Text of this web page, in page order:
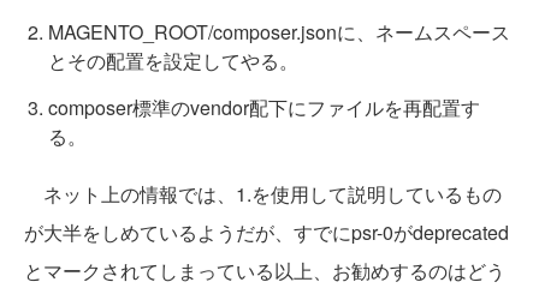
MAGENTO_ROOT/composer.jsonに、ネームスペース
とその配置を設定してやる。
composer標準のvendor配下にファイルを再配置す
る。
ネット上の情報では、1.を使用して説明しているもの
が大半をしめているようだが、すでにpsr-0がdeprecated
とマークされてしまっている以上、お勧めするのはどう